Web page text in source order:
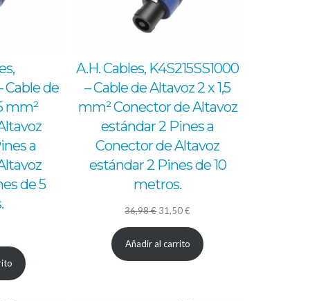
Cable de
mm²
a
de 5
A.H. Cables, K4S215SS1000
– Cable de Altavoz 2 x 1,5
mm² Conector de Altavoz
estándar 2 Pines a
Conector de Altavoz
estándar 2 Pines de 10
metros.
36,98€ El
precio
original
31,50€
precio
actual
Añadir al carrito